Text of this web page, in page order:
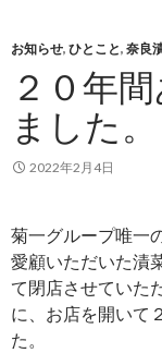
キ
ッ
プ
お知らせ, ひとこと, 奈良
２０年
ました。
2022年2月4日
菊一グループ唯一
愛顧いただいた漬
て閉店させていた
に、お店を開いて
た。